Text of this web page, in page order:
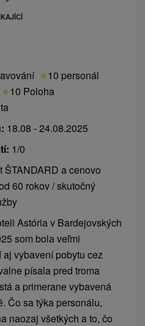
★10 personál
★10 Poloha
18.08 - 24.08.2025
1/0
ŠTANDARD a cenovo
60 rokov / skutočný
Astória v Bardejovských
som bola veľmi
vybavení pobytu cez
písala pred troma
a primerane vybavená
Čo sa týka personálu,
naozaj všetkých a to, čo